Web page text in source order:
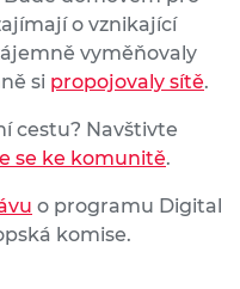
o vznikající
vyměňovaly
si propojovaly sítě.
cestu? Navštivte
se ke komunitě.
o programu Digital
komise.